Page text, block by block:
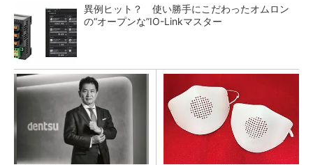
異例ヒット？ 使い勝手にこだわったオムロン
の“オープンな”IO-Linkマスター